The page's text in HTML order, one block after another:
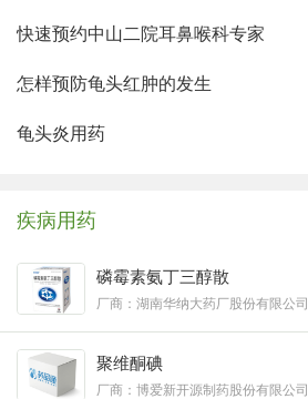
快速预约中山二院耳鼻喉科专家
怎样预防龟头红肿的发生
龟头炎用药
疾病用药
磷霉素氨丁三醇散
厂商：湖南华纳大药厂股份有限公司
聚维酮碘
厂商：博爱新开源制药股份有限公司